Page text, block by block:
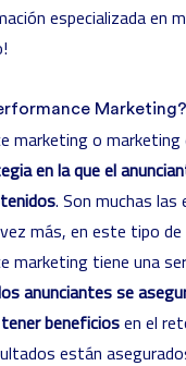
especializada en
Marketing?
marketing o
en la que el
. Son muchas las
más, en este tipo
marketing tiene una
anunciantes se
beneficiosen el
están